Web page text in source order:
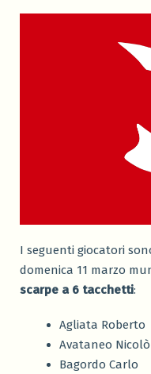
I seguenti giocatori
domenica 11 marzo
scarpe a 6 tacchetti:
Agliata Roberto
Avataneo Nicolò
Bagordo Carlo